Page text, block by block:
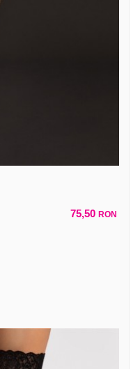
75,50 RON